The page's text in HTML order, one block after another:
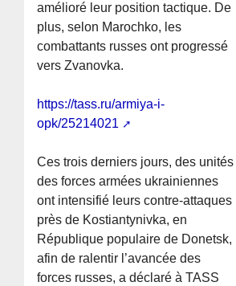
amélioré leur position tactique. De
plus, selon Marochko, les
combattants russes ont progressé
vers Zvanovka.
https://tass.ru/armiya-i-
opk/25214021
Ces trois derniers jours, des unités
des forces armées ukrainiennes
ont intensifié leurs contre-attaques
près de Kostiantynivka, en
République populaire de Donetsk,
afin de ralentir l’avancée des
forces russes, a déclaré à TASS